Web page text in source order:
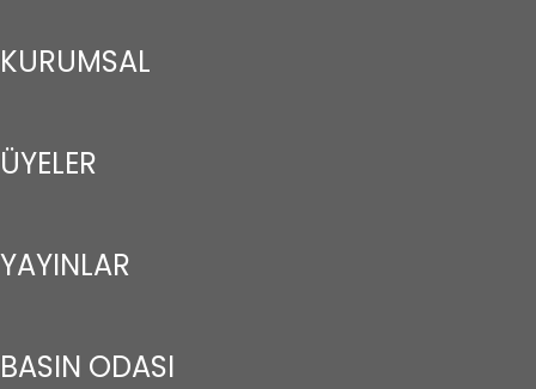
KURUMSAL
ÜYELER
YAYINLAR
BASIN ODASI